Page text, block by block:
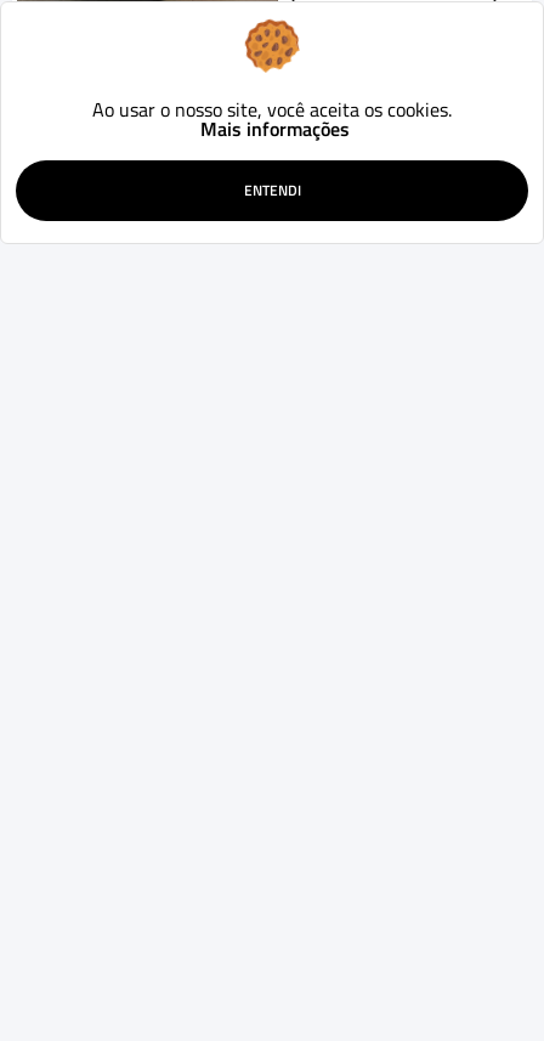
Chevrolet
2017 183.415km Mecânico
Ponta Grossa - PR
49.900
WHATSAPP
Ao usar o nosso site, você aceita os cookies.
Mais informações
ENTENDI